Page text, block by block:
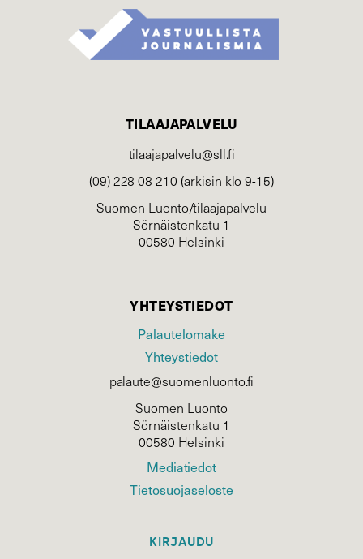
TILAAJAPALVELU
tilaajapalvelu@sll.fi
(09) 228 08 210 (arkisin klo 9-15)
Suomen Luonto/tilaajapalvelu
Sörnäistenkatu 1
00580 Helsinki
YHTEYSTIEDOT
Palautelomake
Yhteystiedot
palaute@suomenluonto.fi
Suomen Luonto
Sörnäistenkatu 1
00580 Helsinki
Mediatiedot
Tietosuojaseloste
KIRJAUDU